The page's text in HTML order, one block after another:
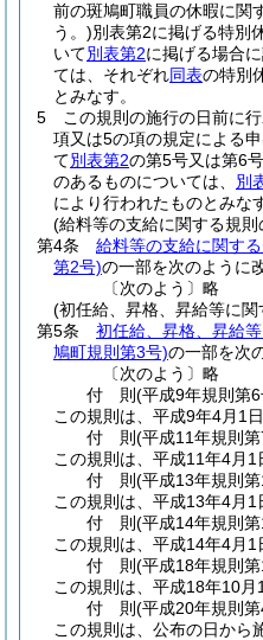
前の斑鳩町職員の休暇に関
う。)別表第2に掲げる特別
いて別表第2に掲げる場合
ては、それぞれ同表の特別
とみなす。
5
この規則の施行の日前に
項又は5の項の規定による
て別表第2の第5号又は第6
のあるものについては、 別
により行われたものとみな
(給料等の支給に関する規則
第4条
給料等の支給に関する
第2号)の一部を次のように
〔次のよう〕略
(初任給、昇格、昇給等に
第5条
初任給、昇格、昇給
鳩町規則第3号)の一部を次
〔次のよう〕略
付 則(平成9年規則第
この規則は、平成9年4月1
付 則(平成11年規則
この規則は、平成11年4月1
付 則(平成13年規則
この規則は、平成13年4月1
付 則(平成14年規則
この規則は、平成14年4月1
付 則(平成18年規則
この規則は、平成18年10月
付 則(平成20年規則
この規則は、公布の日から